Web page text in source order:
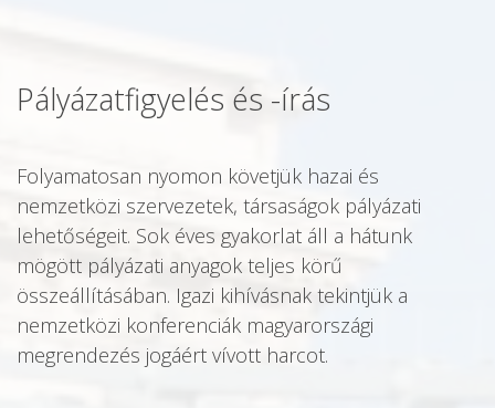
Pályázatfigyelés és -írás
Folyamatosan nyomon követjük hazai és
nemzetközi szervezetek, társaságok pályázati
lehetőségeit. Sok éves gyakorlat áll a hátunk
mögött pályázati anyagok teljes körű
összeállításában. Igazi kihívásnak tekintjük a
nemzetközi konferenciák magyarországi
megrendezés jogáért vívott harcot.